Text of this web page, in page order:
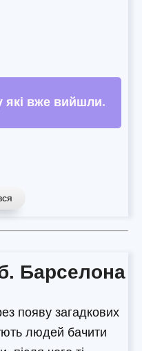
які вже вийшли.
Барселона
появу загадкових
людей бачити